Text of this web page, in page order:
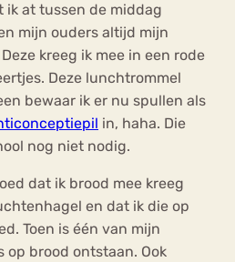
ik at tussen de middag
mijn ouders altijd mijn
Deze kreeg ik mee in een rode
Deze lunchtrommel
bewaar ik er nu spullen als
in, haha. Die
nog niet nodig.
dat ik brood mee kreeg
en dat ik die op
Toen is één van mijn
brood ontstaan. Ook